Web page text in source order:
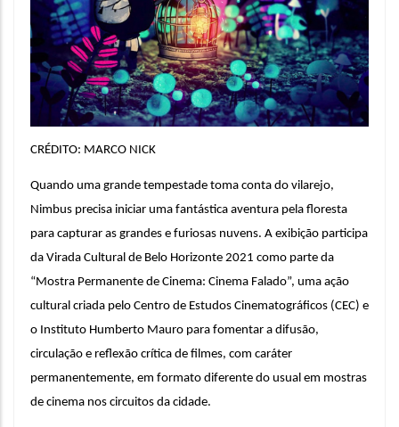
CRÉDITO: MARCO NICK
Quando uma grande tempestade toma conta do vilarejo,
Nimbus precisa iniciar uma fantástica aventura pela floresta
para capturar as grandes e furiosas nuvens. A exibição participa
da Virada Cultural de Belo Horizonte 2021 como parte da
“Mostra Permanente de Cinema: Cinema Falado”, uma ação
cultural criada pelo Centro de Estudos Cinematográficos (CEC) e
o Instituto Humberto Mauro para fomentar a difusão,
circulação e reflexão crítica de filmes, com caráter
permanentemente, em formato diferente do usual em mostras
de cinema nos circuitos da cidade.